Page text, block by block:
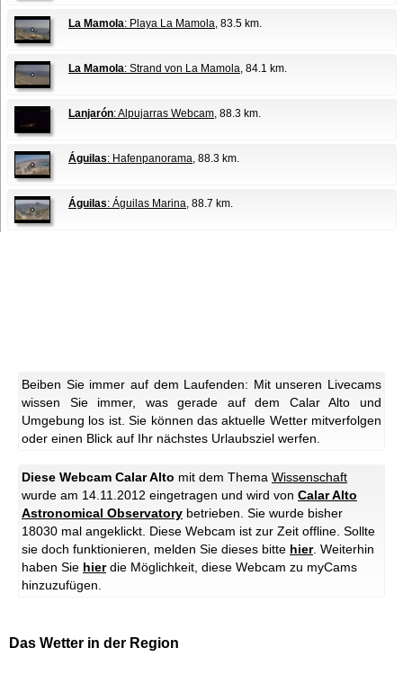
La Mamola: Playa La Mamola, 83.5 km.
La Mamola: Strand von La Mamola, 84.1 km.
Lanjarón: Alpujarras Webcam, 88.3 km.
Águilas: Hafenpanorama, 88.3 km.
Águilas: Águilas Marina, 88.7 km.
Beiben Sie immer auf dem Laufenden: Mit unseren Livecams
wissen Sie immer, was gerade auf dem Calar Alto und
Umgebung los ist. Sie können das aktuelle Wetter mitverfolgen
oder einen Blick auf Ihr nächstes Urlaubsziel werfen.
Diese Webcam Calar Alto mit dem Thema Wissenschaft
wurde am 14.11.2012 eingetragen und wird von Calar Alto
Astronomical Observatory betrieben. Sie wurde bisher
18030 mal angeklickt. Diese Webcam ist zur Zeit offline. Sollte
sie doch funktionieren, melden Sie dieses bitte hier. Weiterhin
haben Sie hierdie Möglichkeit, diese Webcam zu myCams
hinzuzufügen.
Das Wetter in der Region